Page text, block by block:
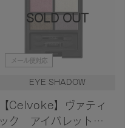
SOLD OUT
メール便対応
EYE SHADOW
【Celvoke】ヴァティ
ック アイパレット